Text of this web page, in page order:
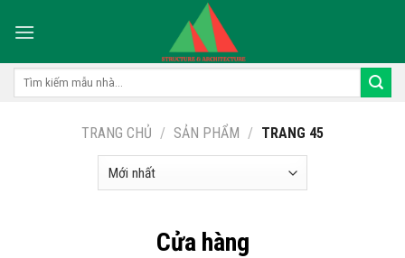
Tìm
TRANG CHỦ / SẢN PHẨM / TRANG 45
Cửa hàng